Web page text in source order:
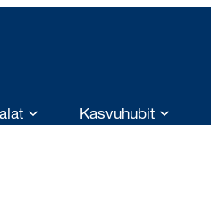
Kasvuhubit